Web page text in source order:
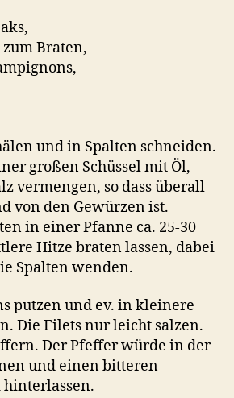
zum Braten,
und in Spalten schneiden.
großen Schüssel mit Öl,
vermengen, so dass überall
von den Gewürzen ist.
in einer Pfanne ca. 25-30
Hitze braten lassen, dabei
Spalten wenden.
putzen und ev. in kleinere
Die Filets nur leicht salzen.
Der Pfeffer würde in der
und einen bitteren
hinterlassen.